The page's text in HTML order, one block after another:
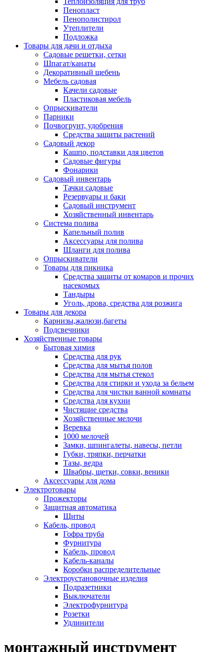
Пенопласт
Пенополистирол
Утеплители
Подложка
Товары для дачи и отдыха
Садовые решетки, сетки
Шпагат/канаты
Декоративный щебень
Мебель садовая
Качели садовые
Пластиковая мебель
Опрыскиватели
Парники
Почвогрунт, удобрения
Средства защиты растений
Садовый декор
Кашпо, подставки для цветов
Садовые фигуры
Фонарики
Садовый инвентарь
Тачки садовые
Резервуары и баки
Садовый инструмент
Хозяйственный инвентарь
Система полива
Капельный полив
Аксессуары для полива
Шланги для полива
Опрыскиватели
Товары для пикника
Средства защиты от комаров и прочих
насекомых
Тандыры
Уголь, дрова, средства для розжига
Товары для декора
Карнизы,жалюзи,багеты
Подсвечники
Хозяйственные товары
Бытовая химия
Средства для рук
Средства для мытья полов
Средства для мытья стекол
Средства для стирки и ухода за бельем
Средства для чистки ванной комнаты
Средства для кухни
Чистящие средства
Хозяйственные мелочи
Веревка
1000 мелочей
Замки, шпингалеты, навесы, петли
Губки, тряпки, перчатки
Тазы, ведра
Швабры, щетки, совки, веники
Аксессуары для дома
Электротовары
Прожекторы
Защитная автоматика
Щиты
Кабель, провод
Гофра труба
Фурнитура
Кабель, провод
Кабель-каналы
Коробки распределительные
Электроустановочные изделия
Подразетники
Выключатели
Электрофурнитура
Розетки
Удлинители
монтажный инструмент